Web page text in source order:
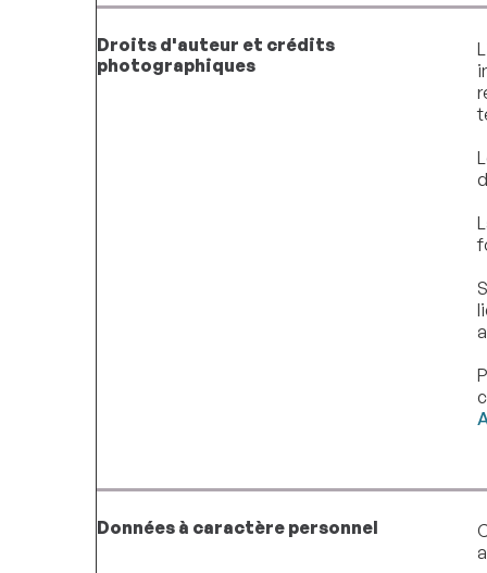
Droits d'auteur et crédits
photographiques
Données à caractère personnel